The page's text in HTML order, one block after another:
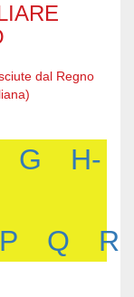
dal Regno
G
H-
P Q R